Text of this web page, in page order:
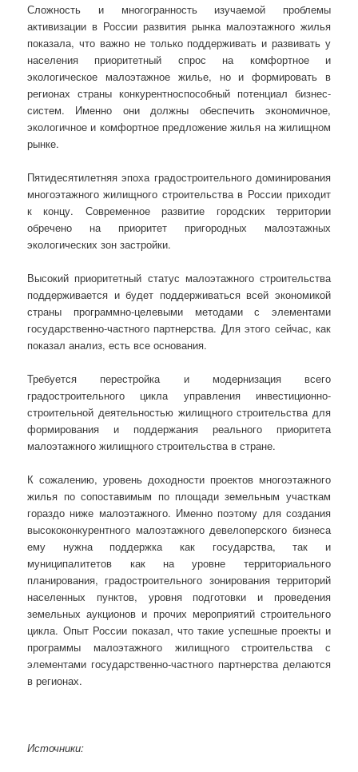
Сложность и многогранность изучаемой проблемы
активизации в России развития рынка малоэтажного жилья
показала, что важно не только поддерживать и развивать у
населения приоритетный спрос на комфортное и
экологическое малоэтажное жилье, но и формировать в
регионах страны конкурентноспособный потенциал бизнес-
систем. Именно они должны обеспечить экономичное,
экологичное и комфортное предложение жилья на жилищном
рынке.
Пятидесятилетняя эпоха градостроительного доминирования
многоэтажного жилищного строительства в России приходит
к концу. Современное развитие городских территории
обречено на приоритет пригородных малоэтажных
экологических зон застройки.
Высокий приоритетный статус малоэтажного строительства
поддерживается и будет поддерживаться всей экономикой
страны программно-целевыми методами с элементами
государственно-частного партнерства. Для этого сейчас, как
показал анализ, есть все основания.
Требуется перестройка и модернизация всего
градостроительного цикла управления инвестиционно-
строительной деятельностью жилищного строительства для
формирования и поддержания реального приоритета
малоэтажного жилищного строительства в стране.
К сожалению, уровень доходности проектов многоэтажного
жилья по сопоставимым по площади земельным участкам
гораздо ниже малоэтажного. Именно поэтому для создания
высококонкурентного малоэтажного девелоперского бизнеса
ему нужна поддержка как государства, так и
муниципалитетов как на уровне территориального
планирования, градостроительного зонирования территорий
населенных пунктов, уровня подготовки и проведения
земельных аукционов и прочих мероприятий строительного
цикла. Опыт России показал, что такие успешные проекты и
программы малоэтажного жилищного строительства с
элементами государственно-частного партнерства делаются
в регионах.
Источники: